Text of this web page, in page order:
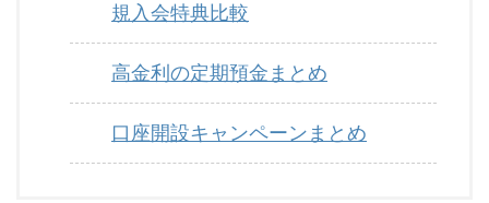
規入会特典比較
高金利の定期預金まとめ
口座開設キャンペーンまとめ